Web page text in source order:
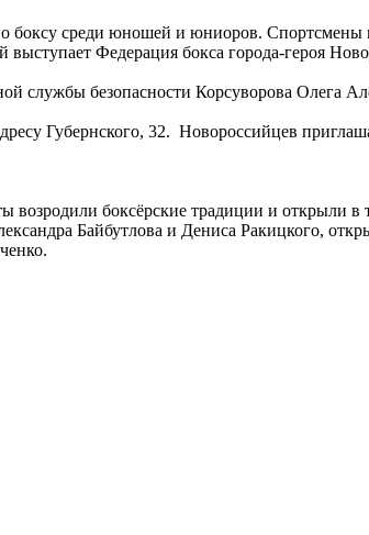
боксу среди юношей и юниоров.
Федерация бокса города-героя
службы безопасности Корсуворова Олега
Губернского, 32. Новороссийцев
возродили боксёрские традиции и открыли
Байбутлова и Дениса Ракицкого,